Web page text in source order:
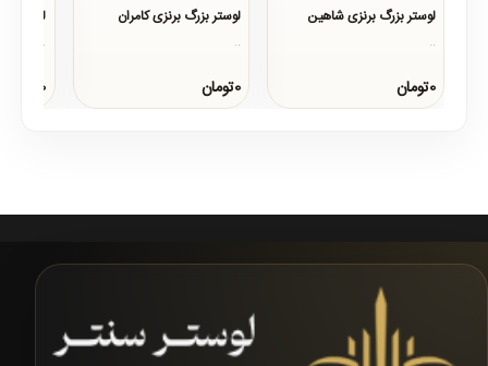
لوستر بزرگ برنزی شاهین
..
0تومان
لوستر بزرگ برنزی کامران
..
0تومان
لوستر
..
0تومان